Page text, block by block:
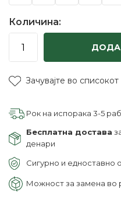
Количина:
Зачувајте во
Рок на испорака 3-5
Бесплатна достава
денари
Сигурно и едноставно
Можност за замена во